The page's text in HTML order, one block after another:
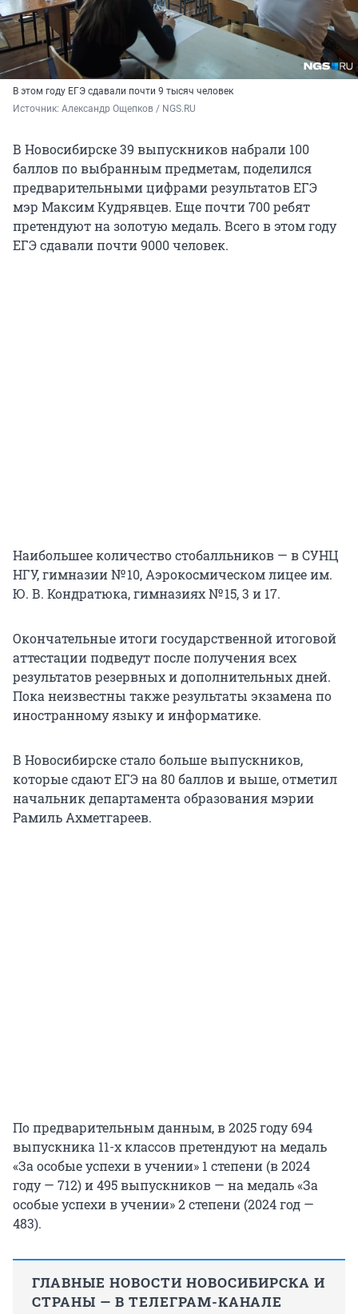
В этом году ЕГЭ сдавали почти 9 тысяч человек
Источник: Александр Ощепков / NGS.RU
В Новосибирске 39 выпускников набрали 100
баллов по выбранным предметам, поделился
предварительными цифрами результатов ЕГЭ
мэр Максим Кудрявцев. Еще почти 700 ребят
претендуют на золотую медаль. Всего в этом году
ЕГЭ сдавали почти 9000 человек.
Наибольшее количество стобалльников — в СУНЦ
НГУ, гимназии № 10, Аэрокосмическом лицее им.
Ю. В. Кондратюка, гимназиях № 15, 3 и 17.
Окончательные итоги государственной итоговой
аттестации подведут после получения всех
результатов резервных и дополнительных дней.
Пока неизвестны также результаты экзамена по
иностранному языку и информатике.
В Новосибирске стало больше выпускников,
которые сдают ЕГЭ на 80 баллов и выше, отметил
начальник департамента образования мэрии
Рамиль Ахметгареев.
По предварительным данным, в 2025 году 694
выпускника 11-х классов претендуют на медаль
«За особые успехи в учении» 1 степени (в 2024
году — 712) и 495 выпускников — на медаль «За
особые успехи в учении» 2 степени (2024 год —
483).
ГЛАВНЫЕ НОВОСТИ НОВОСИБИРСКА И
СТРАНЫ — В ТЕЛЕГРАМ-КАНАЛЕ